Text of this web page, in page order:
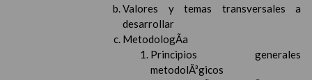
Valores y temas transversales a
desarrollar
MetodologÃ­a
Principios generales
metodolÃ³gicos